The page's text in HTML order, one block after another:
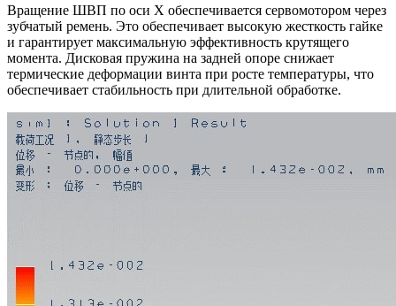
Вращение ШВП по оси X обеспечивается сервомотором через
зубчатый ремень. Это обеспечивает высокую жесткость гайке
и гарантирует максимальную эффективность крутящего
момента. Дисковая пружина на задней опоре снижает
термические деформации винта при росте температуры, что
обеспечивает стабильность при длительной обработке.